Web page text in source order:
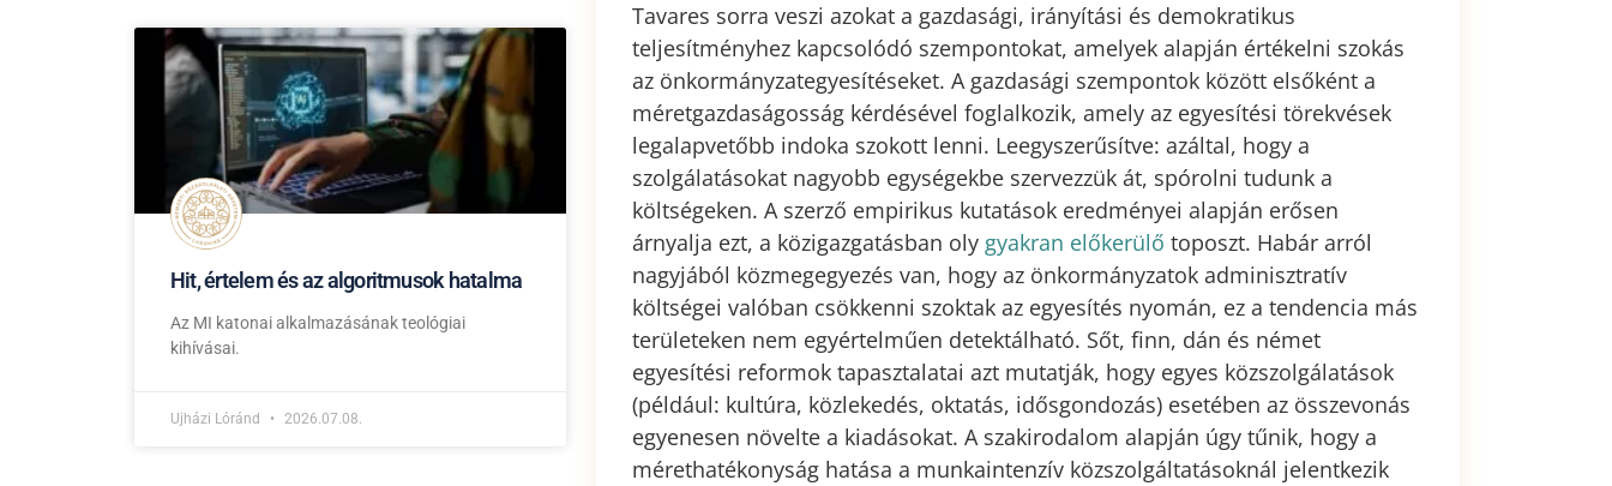
Hit, értelem és az algoritmusok hatalma
Az MI katonai alkalmazásának teológiai
kihívásai.
Ujházi Lóránd 2026.07.08.
Tavares sorra veszi azokat a gazdasági, irányítási és demokratikus
teljesítményhez kapcsolódó szempontokat, amelyek alapján értékelni szokás
az önkormányzategyesítéseket. A gazdasági szempontok között elsőként a
méretgazdaságosság kérdésével foglalkozik, amely az egyesítési törekvések
legalapvetőbb indoka szokott lenni. Leegyszerűsítve: azáltal, hogy a
szolgálatásokat nagyobb egységekbe szervezzük át, spórolni tudunk a
költségeken. A szerző empirikus kutatások eredményei alapján erősen
árnyalja ezt, a közigazgatásban oly gyakran előkerülő toposzt. Habár arról
nagyjából közmegegyezés van, hogy az önkormányzatok adminisztratív
költségei valóban csökkenni szoktak az egyesítés nyomán, ez a tendencia más
területeken nem egyértelműen detektálható. Sőt, finn, dán és német
egyesítési reformok tapasztalatai azt mutatják, hogy egyes közszolgálatások
(például: kultúra, közlekedés, oktatás, idősgondozás) esetében az összevonás
egyenesen növelte a kiadásokat. A szakirodalom alapján úgy tűnik, hogy a
mérethatékonyság hatása a munkaintenzív közszolgáltatásoknál jelentkezik